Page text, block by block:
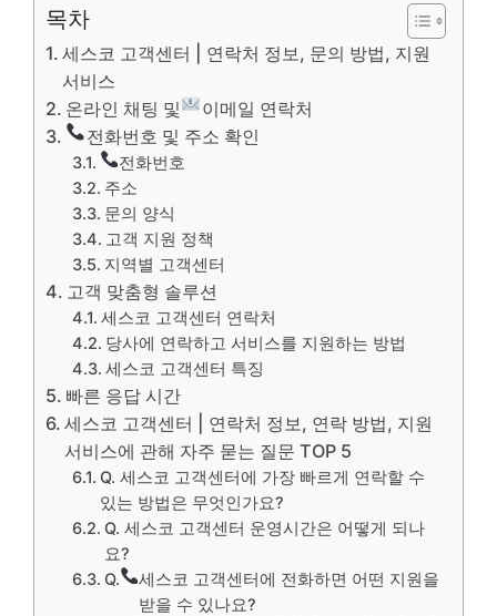
목차
세스코 고객센터 | 연락처 정보, 문의 방법, 지원
서비스
온라인 채팅 및
이메일 연락처
전화번호 및 주소 확인
전화번호
주소
문의 양식
고객 지원 정책
지역별 고객센터
고객 맞춤형 솔루션
세스코 고객센터 연락처
당사에 연락하고 서비스를 지원하는 방법
세스코 고객센터 특징
빠른 응답 시간
세스코 고객센터 | 연락처 정보, 연락 방법, 지원
서비스에 관해 자주 묻는 질문 TOP 5
Q. 세스코 고객센터에 가장 빠르게 연락할 수
있는 방법은 무엇인가요?
Q. 세스코 고객센터 운영시간은 어떻게 되나
요?
Q.
세스코 고객센터에 전화하면 어떤 지원을
받을 수 있나요?